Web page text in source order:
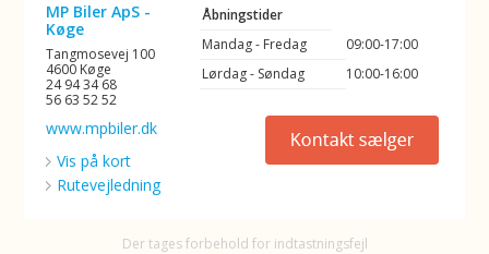
MP Biler ApS -
Køge
Tangmosevej 100
4600 Køge
24 94 34 68
56 63 52 52
www.mpbiler.dk
Vis på kort
Rutevejledning
Åbningstider
Mandag - Fredag
09:00-17:00
Lørdag - Søndag
10:00-16:00
Der tages forbehold for indtastningsfejl